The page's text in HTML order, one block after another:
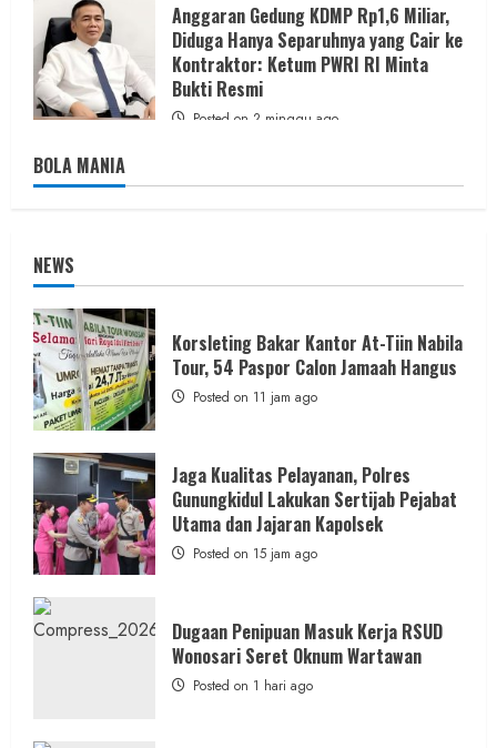
Anggaran Gedung KDMP Rp1,6 Miliar,
Diduga Hanya Separuhnya yang Cair ke
Kontraktor: Ketum PWRI RI Minta
Bukti Resmi
Posted on 2 minggu ago
BOLA MANIA
NEWS
Korsleting Bakar Kantor At-Tiin Nabila
Tour, 54 Paspor Calon Jamaah Hangus
Posted on 11 jam ago
Jaga Kualitas Pelayanan, Polres
Gunungkidul Lakukan Sertijab Pejabat
Utama dan Jajaran Kapolsek
Posted on 15 jam ago
Dugaan Penipuan Masuk Kerja RSUD
Wonosari Seret Oknum Wartawan
Posted on 1 hari ago